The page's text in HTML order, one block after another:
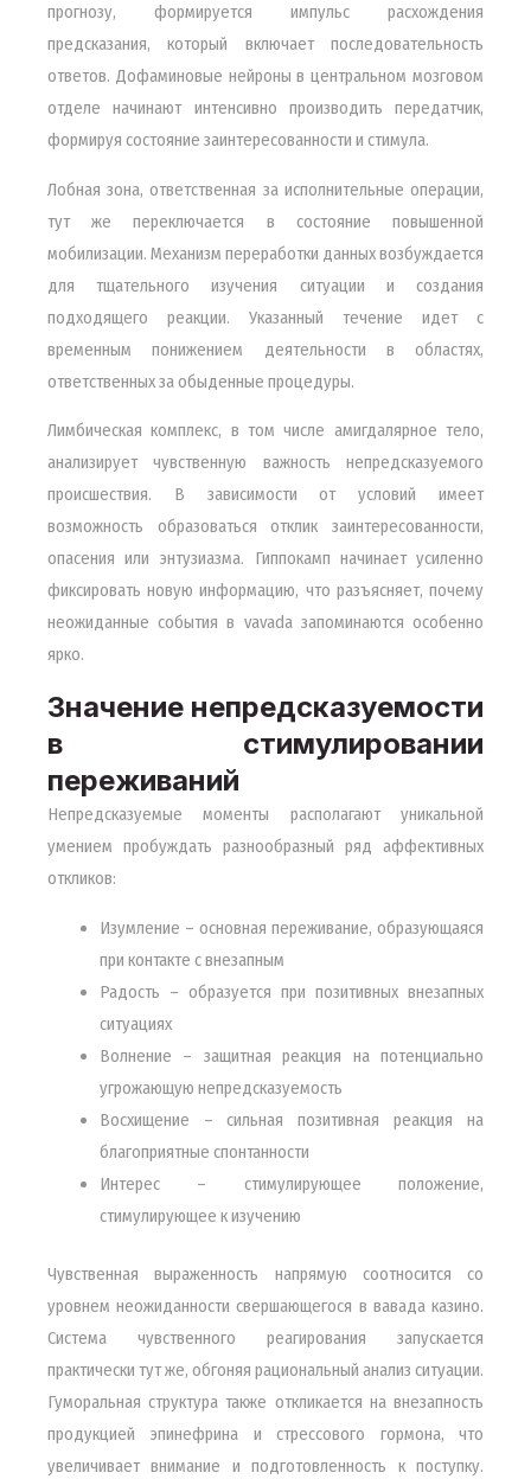
прогнозу, формируется импульс расхождения
предсказания, который включает последовательность
ответов. Дофаминовые нейроны в центральном мозговом
отделе начинают интенсивно производить передатчик,
формируя состояние заинтересованности и стимула.
Лобная зона, ответственная за исполнительные операции,
тут же переключается в состояние повышенной
мобилизации. Механизм переработки данных возбуждается
для тщательного изучения ситуации и создания
подходящего реакции. Указанный течение идет с
временным понижением деятельности в областях,
ответственных за обыденные процедуры.
Лимбическая комплекс, в том числе амигдалярное тело,
анализирует чувственную важность непредсказуемого
происшествия. В зависимости от условий имеет
возможность образоваться отклик заинтересованности,
опасения или энтузиазма. Гиппокамп начинает усиленно
фиксировать новую информацию, что разъясняет, почему
неожиданные события в vavada запоминаются особенно
ярко.
Значение непредсказуемости
в стимулировании
переживаний
Непредсказуемые моменты располагают уникальной
умением пробуждать разнообразный ряд аффективных
откликов:
Изумление – основная переживание, образующаяся
при контакте с внезапным
Радость – образуется при позитивных внезапных
ситуациях
Волнение – защитная реакция на потенциально
угрожающую непредсказуемость
Восхищение – сильная позитивная реакция на
благоприятные спонтанности
Интерес – стимулирующее положение,
стимулирующее к изучению
Чувственная выраженность напрямую соотносится со
уровнем неожиданности свершающегося в вавада казино.
Система чувственного реагирования запускается
практически тут же, обгоняя рациональный анализ ситуации.
Гуморальная структура также откликается на внезапность
продукцией эпинефрина и стрессового гормона, что
увеличивает внимание и подготовленность к поступку.